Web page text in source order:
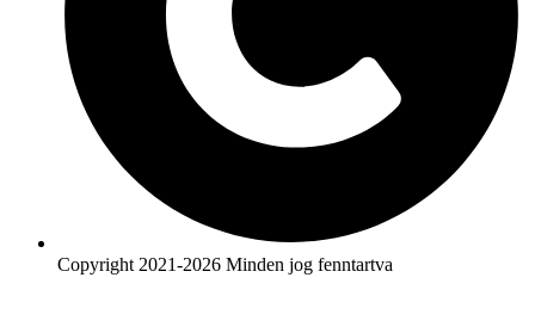
Copyright 2021-2026 Minden jog fenntartva